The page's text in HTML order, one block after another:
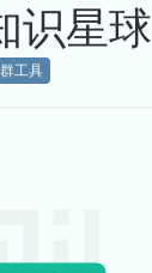
工具
识星球